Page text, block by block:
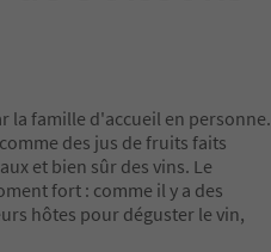
la famille d'accueil en personne.
des jus de fruits faits
et bien sûr des vins. Le
fort : comme il y a des
hôtes pour déguster le vin,